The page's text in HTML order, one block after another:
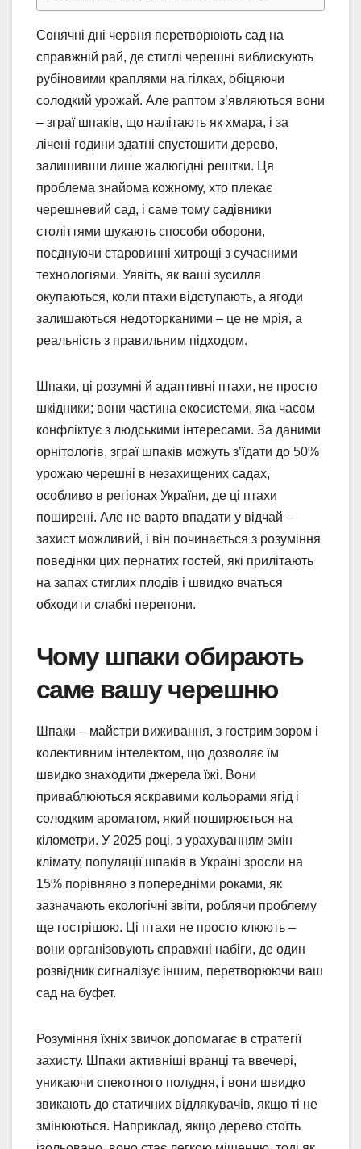
Сонячні дні червня перетворюють сад на
справжній рай, де стиглі черешні виблискують
рубіновими краплями на гілках, обіцяючи
солодкий урожай. Але раптом з’являються вони
– зграї шпаків, що налітають як хмара, і за
лічені години здатні спустошити дерево,
залишивши лише жалюгідні рештки. Ця
проблема знайома кожному, хто плекає
черешневий сад, і саме тому садівники
століттями шукають способи оборони,
поєднуючи старовинні хитрощі з сучасними
технологіями. Уявіть, як ваші зусилля
окупаються, коли птахи відступають, а ягоди
залишаються недоторканими – це не мрія, а
реальність з правильним підходом.
Шпаки, ці розумні й адаптивні птахи, не просто
шкідники; вони частина екосистеми, яка часом
конфліктує з людськими інтересами. За даними
орнітологів, зграї шпаків можуть з’їдати до 50%
урожаю черешні в незахищених садах,
особливо в регіонах України, де ці птахи
поширені. Але не варто впадати у відчай –
захист можливий, і він починається з розуміння
поведінки цих пернатих гостей, які прилітають
на запах стиглих плодів і швидко вчаться
обходити слабкі перепони.
Чому шпаки обирають
саме вашу черешню
Шпаки – майстри виживання, з гострим зором і
колективним інтелектом, що дозволяє їм
швидко знаходити джерела їжі. Вони
приваблюються яскравими кольорами ягід і
солодким ароматом, який поширюється на
кілометри. У 2025 році, з урахуванням змін
клімату, популяції шпаків в Україні зросли на
15% порівняно з попередніми роками, як
зазначають екологічні звіти, роблячи проблему
ще гострішою. Ці птахи не просто клюють –
вони організовують справжні набіги, де один
розвідник сигналізує іншим, перетворюючи ваш
сад на буфет.
Розуміння їхніх звичок допомагає в стратегії
захисту. Шпаки активніші вранці та ввечері,
уникаючи спекотного полудня, і вони швидко
звикають до статичних відлякувачів, якщо ті не
змінюються. Наприклад, якщо дерево стоїть